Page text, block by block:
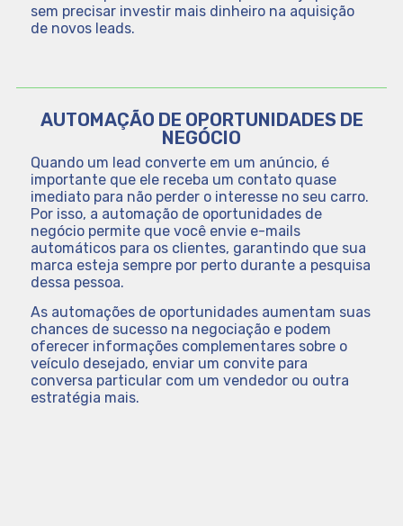
sem precisar investir mais dinheiro na aquisição
de novos leads.
AUTOMAÇÃO DE OPORTUNIDADES DE
NEGÓCIO
Quando um lead converte em um anúncio, é
importante que ele receba um contato quase
imediato para não perder o interesse no seu carro.
Por isso, a automação de oportunidades de
negócio permite que você envie e-mails
automáticos para os clientes, garantindo que sua
marca esteja sempre por perto durante a pesquisa
dessa pessoa.
As automações de oportunidades aumentam suas
chances de sucesso na negociação e podem
oferecer informações complementares sobre o
veículo desejado, enviar um convite para
conversa particular com um vendedor ou outra
estratégia mais.